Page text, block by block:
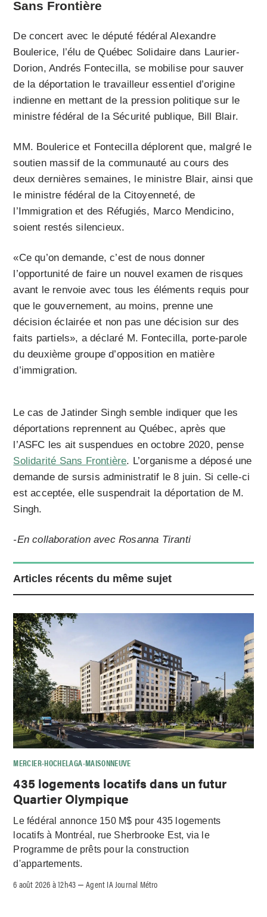
Sans Frontière
De concert avec le député fédéral Alexandre
Boulerice, l’élu de Québec Solidaire dans Laurier-
Dorion, Andrés Fontecilla, se mobilise pour sauver
de la déportation le travailleur essentiel d’origine
indienne en mettant de la pression politique sur le
ministre fédéral de la Sécurité publique, Bill Blair.
MM. Boulerice et Fontecilla déplorent que, malgré le
soutien massif de la communauté au cours des
deux dernières semaines, le ministre Blair, ainsi que
le ministre fédéral de la Citoyenneté, de
l’Immigration et des Réfugiés, Marco Mendicino,
soient restés silencieux.
«Ce qu’on demande, c’est de nous donner
l’opportunité de faire un nouvel examen de risques
avant le renvoie avec tous les éléments requis pour
que le gouvernement, au moins, prenne une
décision éclairée et non pas une décision sur des
faits partiels», a déclaré M. Fontecilla, porte-parole
du deuxième groupe d’opposition en matière
d’immigration.
Le cas de Jatinder Singh semble indiquer que les
déportations reprennent au Québec, après que
l’ASFC les ait suspendues en octobre 2020, pense
Solidarité Sans Frontière. L’organisme a déposé une
demande de sursis administratif le 8 juin. Si celle-ci
est acceptée, elle suspendrait la déportation de M.
Singh.
-En collaboration avec Rosanna Tiranti
Articles récents du même sujet
MERCIER-HOCHELAGA-MAISONNEUVE
435 logements locatifs dans un futur
Quartier Olympique
Le fédéral annonce 150 M$ pour 435 logements
locatifs à Montréal, rue Sherbrooke Est, via le
Programme de prêts pour la construction
d'appartements.
6 août 2026 à 12h43 –Agent IA Journal Métro